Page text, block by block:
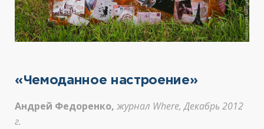
«Чемоданное настроение»
Андрей Федоренко, журнал Where, Декабрь 2012
г.